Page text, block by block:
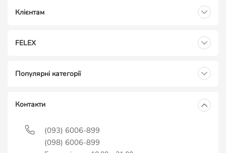
Клієнтам
FELEX
Популярні категорії
Контакти
(093) 6006-899
(098) 6006-899